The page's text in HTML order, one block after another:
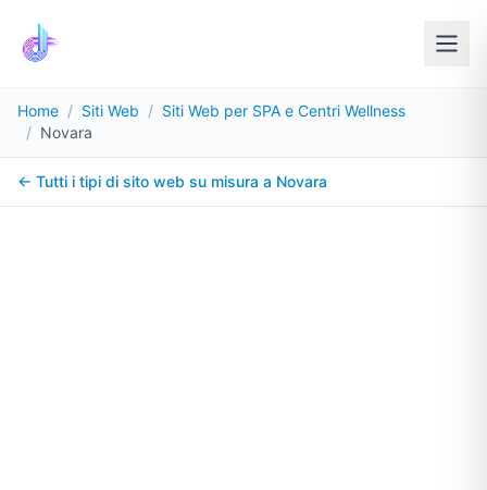
Home / Siti Web / Siti Web per SPA e Centri Wellness
/ Novara
← Tutti i tipi di sito web su misura a Novara